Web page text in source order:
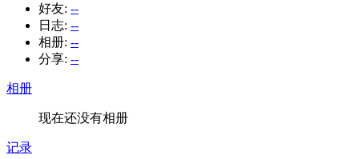
好友: --
日志: --
相册: --
分享: --
相册
现在还没有相册
记录